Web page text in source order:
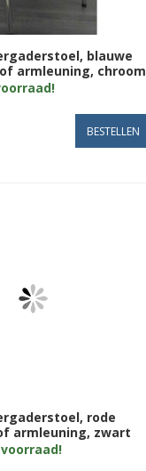
blauwe
armleuning, chroom
rode
armleuning, zwart